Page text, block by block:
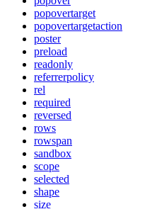
popovertarget
popovertargetaction
poster
preload
readonly
referrerpolicy
rel
required
reversed
rows
rowspan
sandbox
scope
selected
shape
size